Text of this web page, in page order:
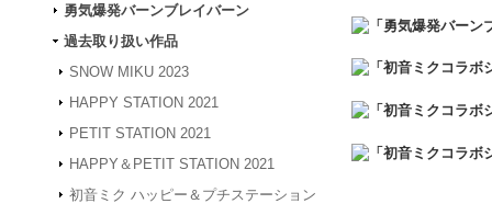
勇気爆発バーンブレイバーン
過去取り扱い作品
SNOW MIKU 2023
HAPPY STATION 2021
PETIT STATION 2021
HAPPY＆PETIT STATION 2021
初音ミク ハッピー＆プチステーション
被災地の皆様の安
2023.12.27【年末
は、2024年1月4日
2023.4.16 【GW休
間、GW休業となり